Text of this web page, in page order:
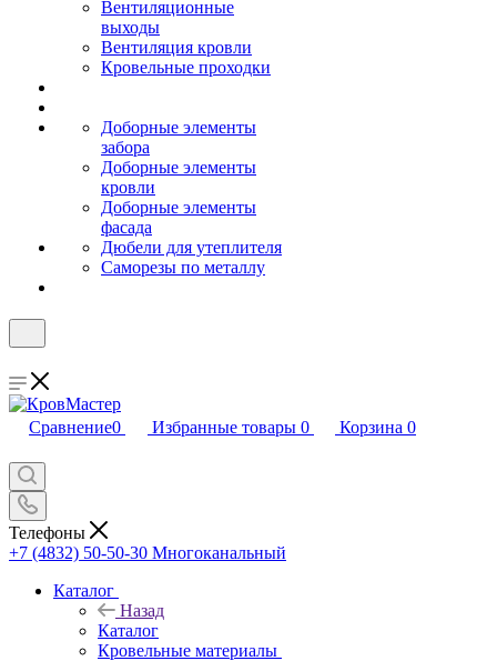
Вентиляционные
выходы
Вентиляция кровли
Кровельные проходки
Доборные элементы
забора
Доборные элементы
кровли
Доборные элементы
фасада
Дюбели для утеплителя
Саморезы по металлу
Сравнение0 Избранные товары 0 Корзина 0
Телефоны
+7 (4832) 50-50-30 Многоканальный
Каталог
Назад
Каталог
Кровельные материалы